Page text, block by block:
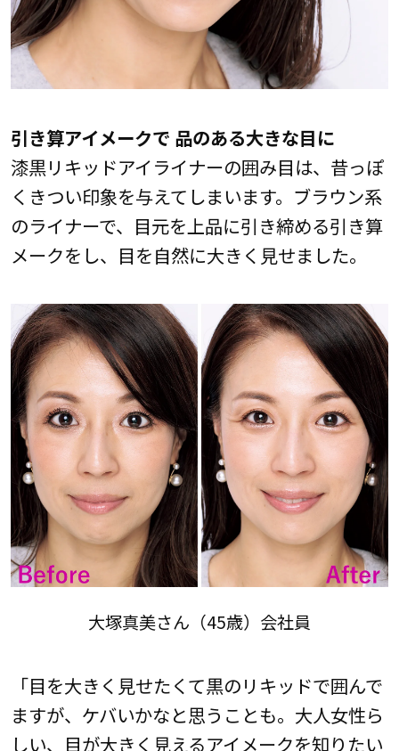
引き算アイメークで 品のある大きな目に
漆黒リキッドアイライナーの囲み目は、昔っぽ
くきつい印象を与えてしまいます。ブラウン系
のライナーで、目元を上品に引き締める引き算
メークをし、目を自然に大きく見せました。
大塚真美さん（45歳）会社員
「目を大きく見せたくて黒のリキッドで囲んで
ますが、ケバいかなと思うことも。大人女性ら
しい、目が大きく見えるアイメークを知りたい